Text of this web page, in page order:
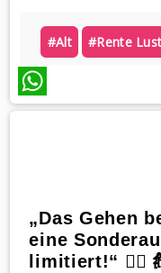
#alt #rente
WhatsApp
„Das Gehen
eine
limitiert!“